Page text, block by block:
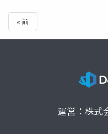
« 前
運営：株式